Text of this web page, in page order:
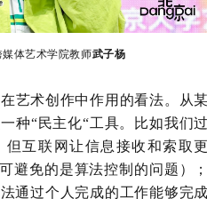
体艺术学院教师武子杨
艺术创作中作用的看法。从
种“民主化“工具。比如我们
但互联网让信息接收和索取
避免的是算法控制的问题）
通过个人完成的工作能够完